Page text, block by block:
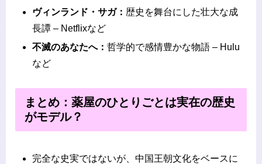
ヴィンランド・サガ： 歴史を舞台にした壮大な成
長譚 – Netflixなど
不滅のあなたへ：哲学的で感情豊かな物語 – Hulu
など
まとめ：薬屋のひとりごとは実在の歴史
がモデル？
完全な史実ではないが、中国王朝文化をベースに